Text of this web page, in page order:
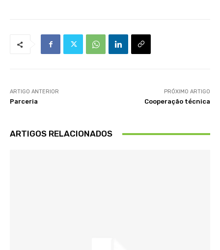
ARTIGO ANTERIOR
Parceria
PRÓXIMO ARTIGO
Cooperação técnica
ARTIGOS RELACIONADOS